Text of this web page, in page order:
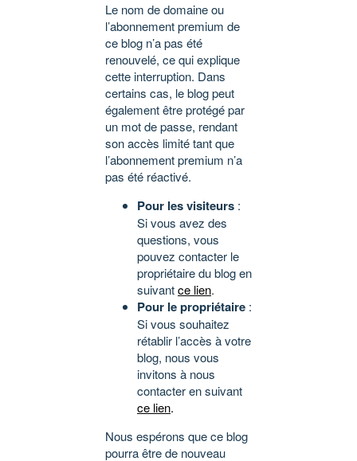
Le nom de domaine ou
l’abonnement premium de
ce blog n’a pas été
renouvelé, ce qui explique
cette interruption. Dans
certains cas, le blog peut
également être protégé par
un mot de passe, rendant
son accès limité tant que
l’abonnement premium n’a
pas été réactivé.
Pour les visiteurs :
Si vous avez des
questions, vous
pouvez contacter le
propriétaire du blog en
suivantce lien.
Pour le propriétaire :
Si vous souhaitez
rétablir l’accès à votre
blog, nous vous
invitons à nous
contacter en suivant
ce lien.
Nous espérons que ce blog
pourra être de nouveau